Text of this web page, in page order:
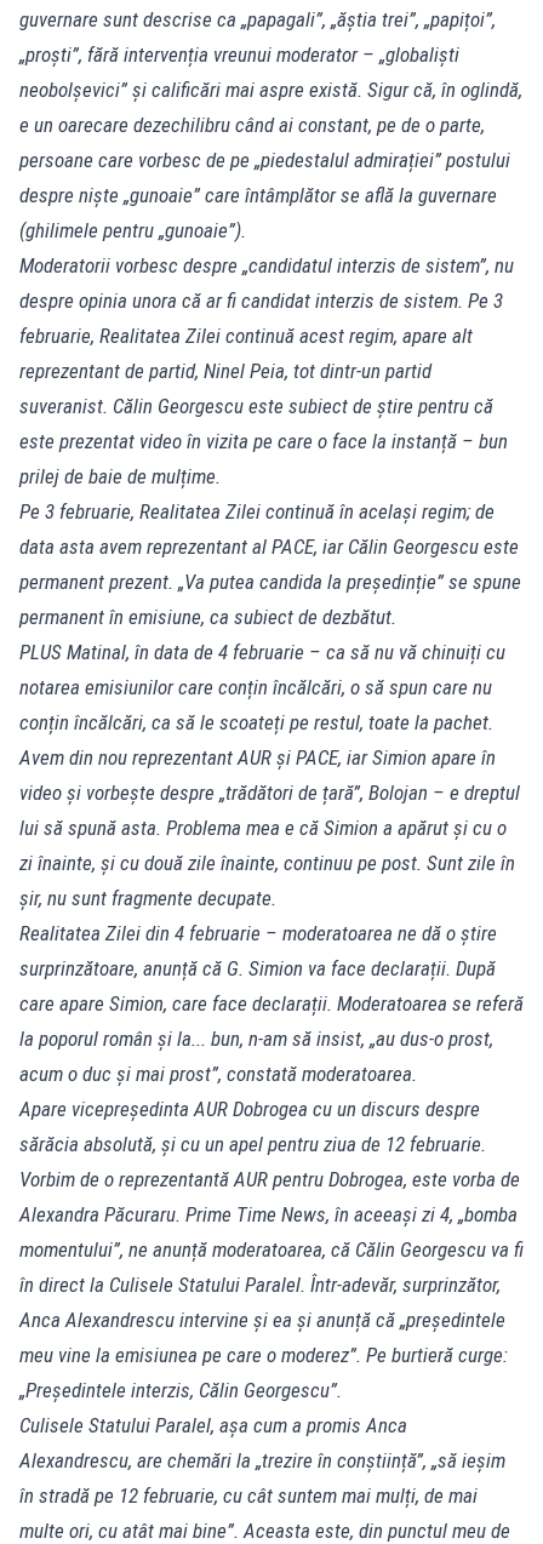
guvernare sunt descrise ca „papagali”, „ăștia trei”, „papițoi”,
„proști”, fără intervenția vreunui moderator – „globaliști
neobolșevici” și calificări mai aspre există. Sigur că, în oglindă,
e un oarecare dezechilibru când ai constant, pe de o parte,
persoane care vorbesc de pe „piedestalul admirației” postului
despre niște „gunoaie” care întâmplător se află la guvernare
(ghilimele pentru „gunoaie”).
Moderatorii vorbesc despre „candidatul interzis de sistem”, nu
despre opinia unora că ar fi candidat interzis de sistem. Pe 3
februarie, Realitatea Zilei continuă acest regim, apare alt
reprezentant de partid, Ninel Peia, tot dintr-un partid
suveranist. Călin Georgescu este subiect de știre pentru că
este prezentat video în vizita pe care o face la instanță – bun
prilej de baie de mulțime.
Pe 3 februarie, Realitatea Zilei continuă în același regim; de
data asta avem reprezentant al PACE, iar Călin Georgescu este
permanent prezent. „Va putea candida la președinție” se spune
permanent în emisiune, ca subiect de dezbătut.
PLUS Matinal, în data de 4 februarie – ca să nu vă chinuiți cu
notarea emisiunilor care conțin încălcări, o să spun care nu
conțin încălcări, ca să le scoateți pe restul, toate la pachet.
Avem din nou reprezentant AUR și PACE, iar Simion apare în
video și vorbește despre „trădători de țară”, Bolojan – e dreptul
lui să spună asta. Problema mea e că Simion a apărut și cu o
zi înainte, și cu două zile înainte, continuu pe post. Sunt zile în
șir, nu sunt fragmente decupate.
Realitatea Zilei din 4 februarie – moderatoarea ne dă o știre
surprinzătoare, anunță că G. Simion va face declarații. După
care apare Simion, care face declarații. Moderatoarea se referă
la poporul român și la... bun, n-am să insist, „au dus-o prost,
acum o duc și mai prost”, constată moderatoarea.
Apare vicepreședinta AUR Dobrogea cu un discurs despre
sărăcia absolută, și cu un apel pentru ziua de 12 februarie.
Vorbim de o reprezentantă AUR pentru Dobrogea, este vorba de
Alexandra Păcuraru. Prime Time News, în aceeași zi 4, „bomba
momentului”, ne anunță moderatoarea, că Călin Georgescu va fi
în direct la Culisele Statului Paralel. Într-adevăr, surprinzător,
Anca Alexandrescu intervine și ea și anunță că „președintele
meu vine la emisiunea pe care o moderez”. Pe burtieră curge:
„Președintele interzis, Călin Georgescu”.
Culisele Statului Paralel, așa cum a promis Anca
Alexandrescu, are chemări la „trezire în conștiință”, „să ieșim
în stradă pe 12 februarie, cu cât suntem mai mulți, de mai
multe ori, cu atât mai bine”. Aceasta este, din punctul meu de